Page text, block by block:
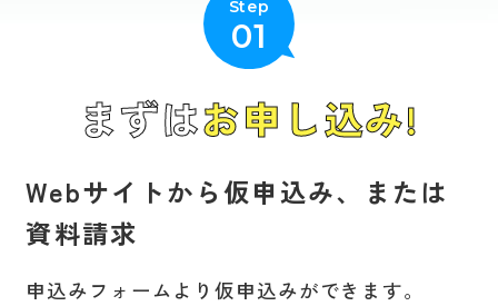
プライバシーポリシー
Step
01
まずはお申し込み!
Webサイトから仮申込み、または
資料請求
申込みフォームより仮申込みができます。